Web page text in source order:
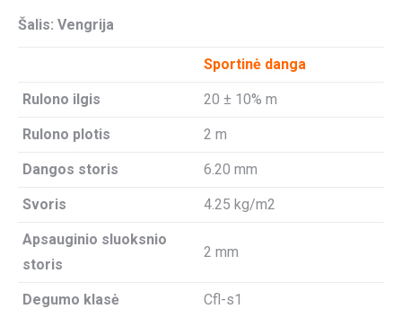
Šalis: Vengrija
Sportinė danga
Rulono ilgis 20 ± 10% m
Rulono plotis 2 m
Dangos storis 6.20 mm
Svoris 4.25 kg/m2
Apsauginio sluoksnio
storis
2 mm
Degumo klasė Cfl-s1